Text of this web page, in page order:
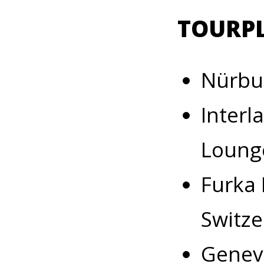
Furka